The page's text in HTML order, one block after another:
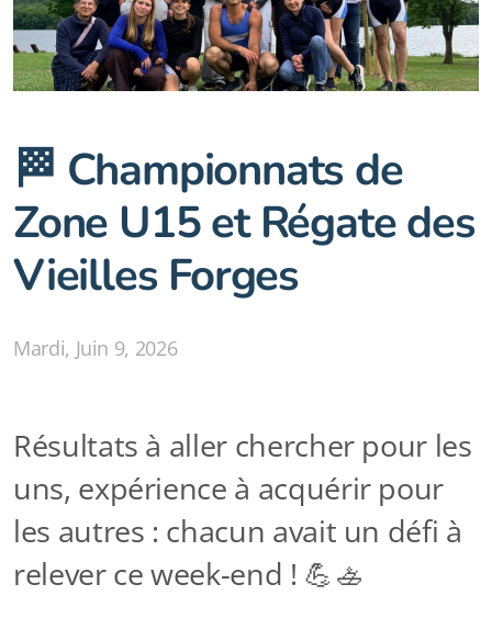
🏁 Championnats de
Zone U15 et Régate des
Vieilles Forges
Mardi, Juin 9, 2026
Résultats à aller chercher pour les
uns, expérience à acquérir pour
les autres : chacun avait un défi à
relever ce week-end ! 💪🚣
Notre Club
Tarifs
Galeries photos
Nos infrastructures